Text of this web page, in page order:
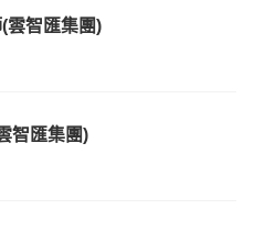
雲智匯集團)
智匯集團)